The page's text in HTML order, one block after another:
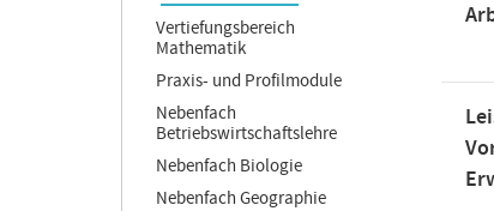
Vertiefungsbereich
Mathematik
Praxis- und Profilmodule
Nebenfach
Betriebswirtschaftslehre
Nebenfach Biologie
Nebenfach Geographie